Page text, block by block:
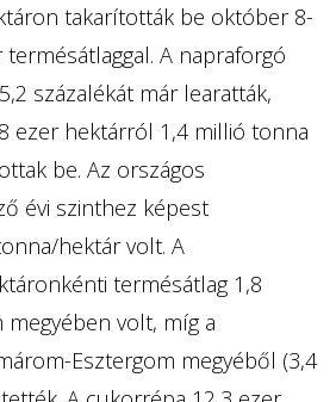
takarították be október 8-
A napraforgó
százalékát már learatták,
ezer hektárról 1,4 millió tonna
be. Az országos
évi szinthez képest
hektár volt. A
termésátlag 1,8
volt, míg a
Esztergom megyéből (3,4